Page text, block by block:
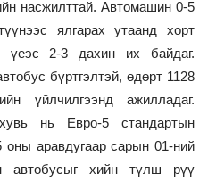
насжилттай. Автомашин 0-5
ялгарах утаанд хорт
үеэс 2-3 дахин их байдаг.
бүртгэлтэй, өдөрт 1128
үйлчилгээнд ажилладаг.
нь Евро-5 стандартын
оны аравдугаар сарын 01-ний
автобусыг хийн түлш рүү